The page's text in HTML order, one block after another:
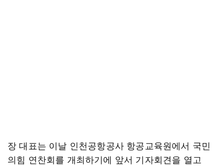
장 대표는 이날 인천공항공사 항공교육원에서 국민
의힘 연찬회를 개최하기에 앞서 기자회견을 열고